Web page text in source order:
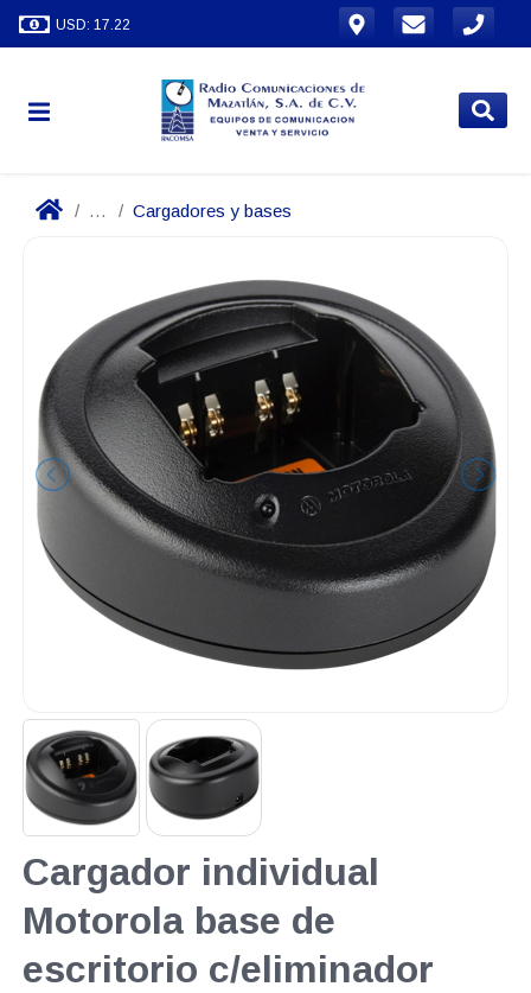
USD: 17.22
... Cargadores y bases
Cargador individual
Motorola base de
escritorio c/eliminador